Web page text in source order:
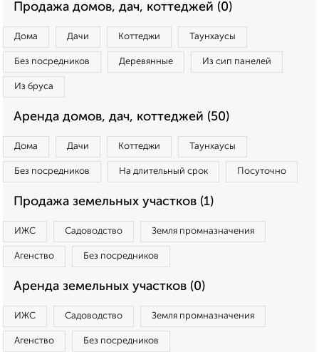
Продажа домов, дач, коттеджей (0)
Дома Дачи Коттеджи Таунхаусы
Без посредников Деревянные Из сип панелей
Из бруса
Аренда домов, дач, коттеджей (50)
Дома Дачи Коттеджи Таунхаусы
Без посредников На длительный срок Посуточно
Продажа земельных участков (1)
ИЖС Садоводство Земля промназначения
Агенство Без посредников
Аренда земельных участков (0)
ИЖС Садоводство Земля промназначения
Агенство Без посредников